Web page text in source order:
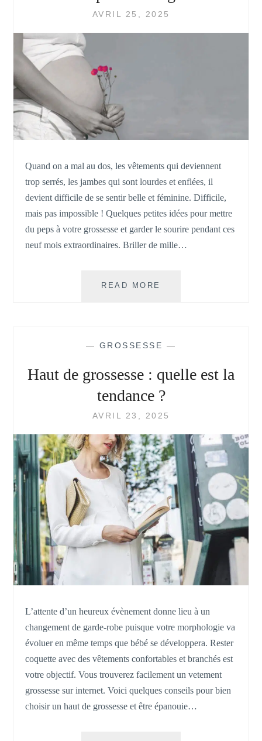
AVRIL 25, 2025
Quand on a mal au dos, les vêtements qui deviennent
trop serrés, les jambes qui sont lourdes et enflées, il
devient difficile de se sentir belle et féminine. Difficile,
mais pas impossible ! Quelques petites idées pour mettre
du peps à votre grossesse et garder le sourire pendant ces
neuf mois extraordinaires. Briller de mille…
READ MORE
BELLE
FÉMININE
LA
GROSSESSE
— GROSSESSE —
Haut de grossesse : quelle est la
tendance ?
AVRIL 23, 2025
L’attente d’un heureux évènement donne lieu à un
changement de garde-robe puisque votre morphologie va
évoluer en même temps que bébé se développera. Rester
coquette avec des vêtements confortables et branchés est
votre objectif. Vous trouverez facilement un vetement
grossesse sur internet. Voici quelques conseils pour bien
choisir un haut de grossesse et être épanouie…